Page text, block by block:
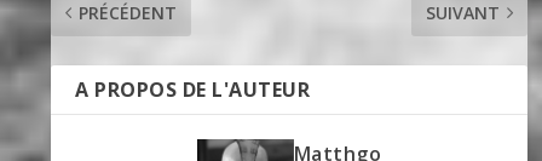
PRÉCÉDENT
SUIVANT
A PROPOS DE L'AUTEUR
Matthgo